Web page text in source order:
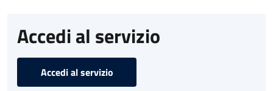
Accedi al servizio
Accedi al servizio